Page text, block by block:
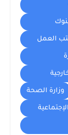
العمل
وزارة الصحة